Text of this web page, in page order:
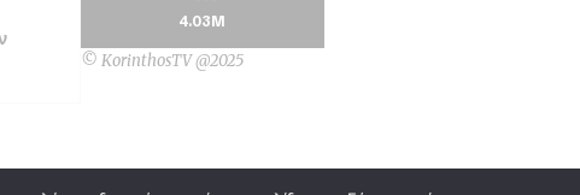
4.03M
© KorinthosTV @2025